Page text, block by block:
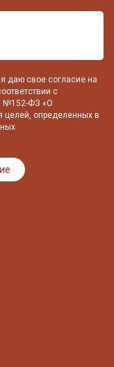
даю свое согласие на
с
№152-ФЗ «О
целей, определенных в